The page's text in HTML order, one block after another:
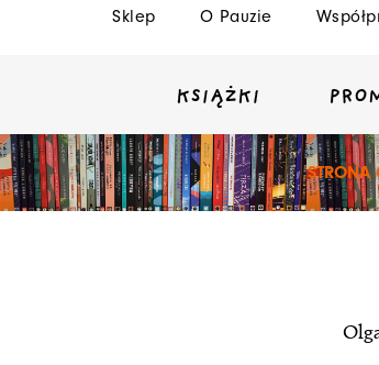
Sklep O Pauzie
KSIĄŻKI
STRONA